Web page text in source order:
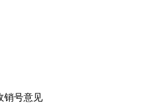
销号意见